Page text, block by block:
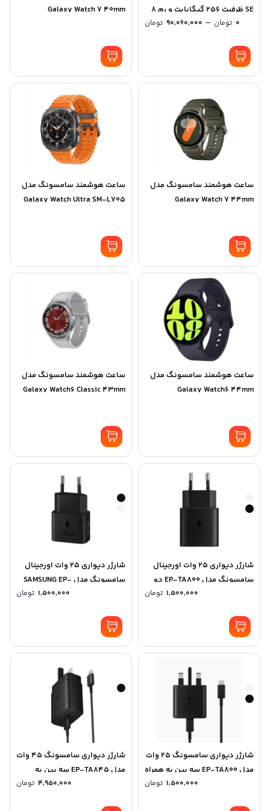
SE ظرفیت 256 گیگابایت و رم 8
گیگابایت
0 تومان –
90,060,000 تومان
through
90,060,000 تومان
Galaxy Watch 7 40mm
ساعت هوشمند سامسونگ مدل
Galaxy Watch 7 44mm
ساعت هوشمند سامسونگ مدل
Galaxy Watch Ultra SM-L705
ساعت هوشمند سامسونگ مدل
Galaxy Watch6 44mm
ساعت هوشمند سامسونگ مدل
Galaxy Watch6 Classic 43mm
شارژر دیواری 25 وات اورجینال
سامسونگ مدل EP-TA800 دو
1,500,000 تومان
شارژر دیواری 25 وات اورجینال
سامسونگ مدل SAMSUNG EP-
T2510 LOW STANDBY دو پین1,500,000 تومان
شارژر دیواری سامسونگ 25 وات
مدل EP-TA800 سه پین به همراه
کابل دو سر تایپ C1,500,000 تومان
شارژر دیواری سامسونگ 45 وات
مدل EP-TA845 سه پین به
همراه کابل دو سر تایپ C
4,950,000 تومان